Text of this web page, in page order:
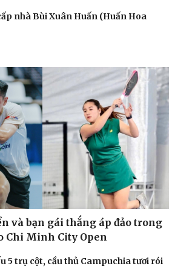
nhà Bùi Xuân Huấn (Huấn Hoa
và bạn gái thắng áp đảo trong
Chi Minh City Open
5 trụ cột, cầu thủ Campuchia tươi rói